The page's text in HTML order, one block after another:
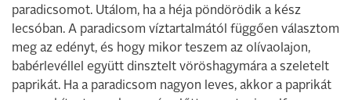
paradicsomot. Utálom, ha a héja pöndörödik a kész
lecsóban. A paradicsom víztartalmától függően választom
meg az edényt, és hogy mikor teszem az olívaolajon,
babérlevéllel együtt dinsztelt vöröshagymára a szeletelt
paprikát. Ha a paradicsom nagyon leves, akkor a paprikát